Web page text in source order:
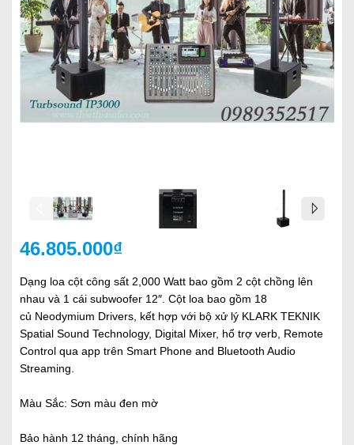
46.805.000₫
Dạng loa cột công sất 2,000 Watt bao gồm 2 cột chồng lên
nhau và 1 cái subwoofer 12″. Cột loa bao gồm 18
củ Neodymium Drivers, kết hợp với bộ xử lý KLARK TEKNIK
Spatial Sound Technology, Digital Mixer, hổ trợ verb, Remote
Control qua app trên Smart Phone and Bluetooth Audio
Streaming.
Màu Sắc: Sơn màu đen mờ
Bảo hành 12 tháng, chính hãng